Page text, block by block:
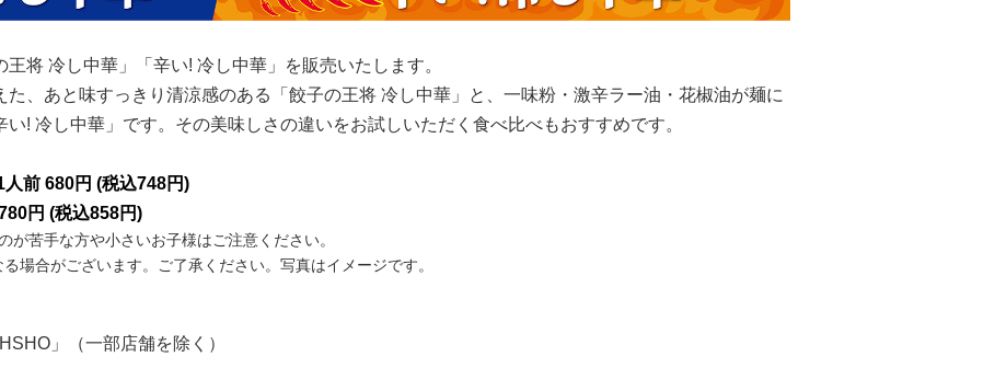
王将 冷し中華」
「辛い! 冷し中華」を販売いたします。
、あと味すっきり清涼感のある
「餃子の王将 冷し中華」
と、一味粉・激辛ラー油・花椒油が麺に
! 冷し中華」 です。その美味しさの違いをお試しいただく食べ比べもおすすめです。
人前 680円 (税込748円)
円 (税込858円)
苦手な方や小さいお子様はご注意ください。
場合がございます。ご了承ください。写真はイメージです。
」（一部店舗を除く）